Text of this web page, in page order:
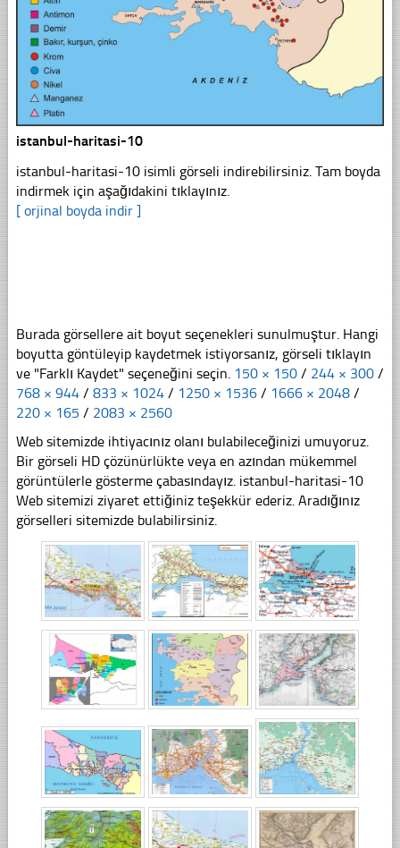
istanbul-haritasi-10
istanbul-haritasi-10 isimli görseli indirebilirsiniz. Tam boyda
indirmek için aşağıdakini tıklayınız.
[ orjinal boyda indir ]
Burada görsellere ait boyut seçenekleri sunulmuştur. Hangi
boyutta göntüleyip kaydetmek istiyorsanız, görseli tıklayın
ve "Farklı Kaydet" seçeneğini seçin. 150 × 150 / 244 × 300 /
768 × 944 / 833 × 1024 / 1250 × 1536 / 1666 × 2048 /
220 × 165 / 2083 × 2560
Web sitemizde ihtiyacınız olanı bulabileceğinizi umuyoruz.
Bir görseli HD çözünürlükte veya en azından mükemmel
görüntülerle gösterme çabasındayız. istanbul-haritasi-10
Web sitemizi ziyaret ettiğiniz teşekkür ederiz. Aradığınız
görselleri sitemizde bulabilirsiniz.